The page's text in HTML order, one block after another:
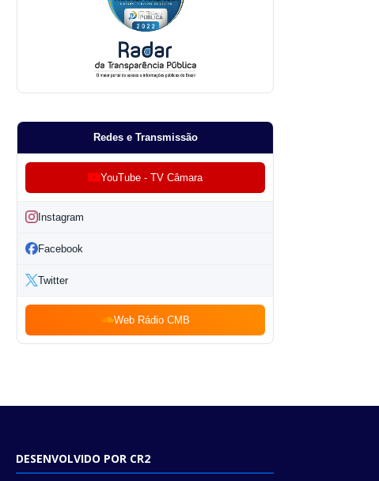
Redes e Transmissão
YouTube - TV Câmara
Instagram
Facebook
Twitter
Web Rádio CMB
DESENVOLVIDO POR CR2